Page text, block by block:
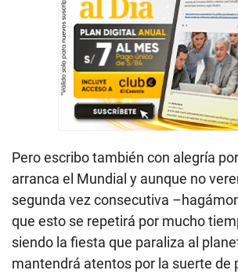
Pero escribo también con alegría
arranca el Mundial y aunque no
segunda vez consecutiva
que esto se repetirá por mucho
siendo la fiesta que paraliza al
mantendrá atentos por la suerte de